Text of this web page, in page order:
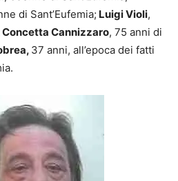
di Sant’Eufemia; Luigi Violi,
Concetta Cannizzaro, 75 anni di
37 anni, all’epoca dei fatti